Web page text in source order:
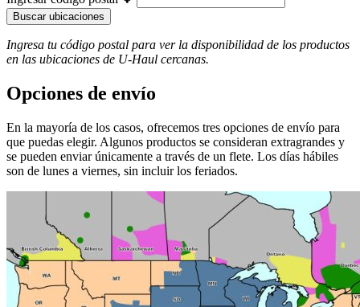
Buscar ubicaciones
Ingresa tu código postal para ver la disponibilidad de los productos
en las ubicaciones de U-Haul ​​​​​​​ cercanas.
Opciones de envío
En la mayoría de los casos, ofrecemos tres opciones de envío para
que puedas elegir. Algunos productos se consideran extragrandes y
se pueden enviar únicamente a través de un flete. Los días hábiles
son de lunes a viernes, sin incluir los feriados.